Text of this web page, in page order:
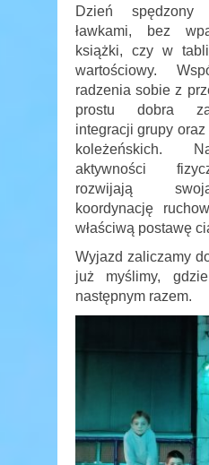
Dzień spędzony
ławkami, bez
książki, czy w
wartościowy.
radzenia sobie z
prostu dobra
integracji grupy
koleżeńskich.
aktywności
rozwijają
koordynację
właściwą postawę
Wyjazd zaliczamy
już myślimy,
następnym razem.